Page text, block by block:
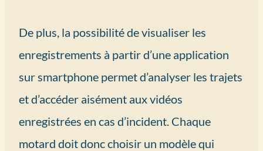
De plus, la possibilité de visualiser les
enregistrements à partir d’une application
sur smartphone permet d’analyser les trajets
et d’accéder aisément aux vidéos
enregistrées en cas d’incident. Chaque
motard doit donc choisir un modèle qui